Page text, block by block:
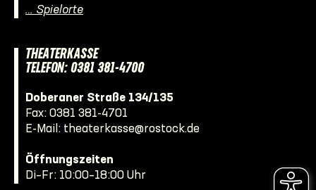
… Spielorte
THEATERKASSE
TELEFON: 0381 381-4700
Doberaner Straße 134/135
Fax: 0381 381-4701
E-Mail: theaterkasse@rostock.de
Öffnungszeiten
Di–Fr: 10:00–18:00 Uhr